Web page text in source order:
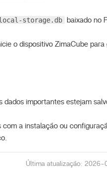
storage.db
baixado no
o dispositivo ZimaCube
importantes estejam
a instalação ou
Última atualização: